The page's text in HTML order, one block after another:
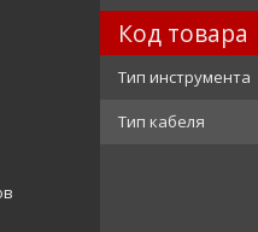
Код товара
Тип инструмента
Тип кабеля